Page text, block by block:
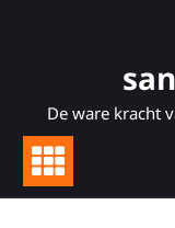
De ware kracht